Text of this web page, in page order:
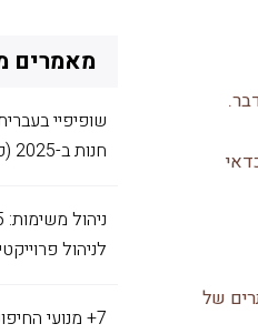
של
מאמרים
שופיפיי
חנות ב-2025 (כולל טיפים והדרכה)
לניהול
7+ מנועי